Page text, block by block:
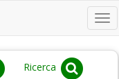
Ricerca